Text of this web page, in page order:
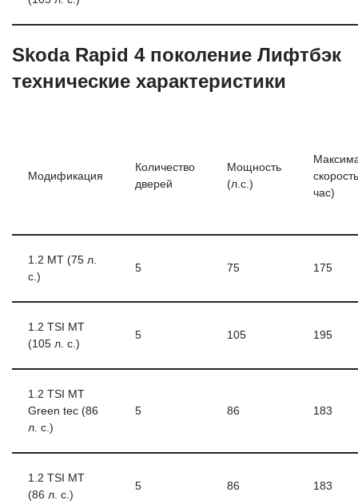
Skoda Rapid 4 поколение Лифтбэк
технические характеристики
Модификация
Количество
дверей
Мощность
(л.с.)
час)
1.2 MT (75 л.
с.)
5 75 175
1.2 TSI MT
(105 л. с.)
5 105 195
1.2 TSI MT
Green tec (86
л. с.)
5 86 183
1.2 TSI MT
(86 л. с.)
5 86 183